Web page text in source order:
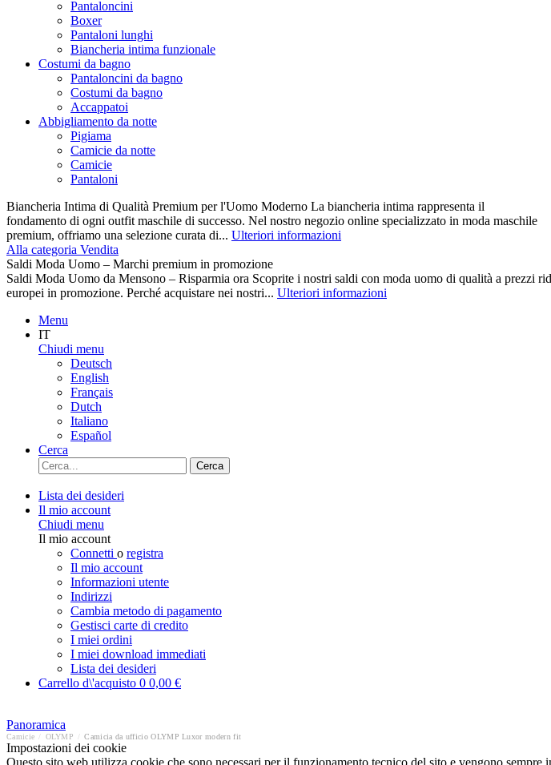
Pantaloncini
Boxer
Pantaloni lunghi
Biancheria intima funzionale
Costumi da bagno
Pantaloncini da bagno
Costumi da bagno
Accappatoi
Abbigliamento da notte
Pigiama
Camicie da notte
Camicie
Pantaloni
Biancheria Intima di Qualità Premium per l'Uomo Moderno La biancheria intima rappresenta il
fondamento di ogni outfit maschile di successo. Nel nostro negozio online specializzato in moda maschile
premium, offriamo una selezione curata di... Ulteriori informazioni
Alla categoria Vendita
Saldi Moda Uomo – Marchi premium in promozione
Saldi Moda Uomo da Mensono – Risparmia ora Scoprite i nostri saldi con moda uomo di qualità a
europei in promozione. Perché acquistare nei nostri... Ulteriori informazioni
Menu
IT
Chiudi menu
Deutsch
English
Français
Dutch
Italiano
Español
Cerca
Cerca
Lista dei desideri
Il mio account
Chiudi menu
Il mio account
Connetti o registra
Il mio account
Informazioni utente
Indirizzi
Cambia metodo di pagamento
Gestisci carte di credito
I miei ordini
I miei download immediati
Lista dei desideri
Carrello d\'acquisto 0 0,00 €
Panoramica
Camicie OLYMP Camicia da ufficio OLYMP Luxor modern fit
Impostazioni dei cookie
Questo sito web utilizza cookie che sono necessari per il funzionamento tecnico del sito e vengono